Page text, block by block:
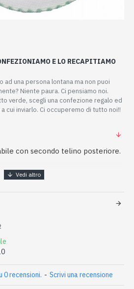
E LO RECAPITIAMO
ad una persona lontana ma non puoi
Niente paura. Ci pensiamo noi.
verde, scegli una confezione regalo ed
cui inviarlo. Ci occuperemo di tutto noi!!
con secondo telino posteriore.
0 recensioni. - Scrivi una recensione